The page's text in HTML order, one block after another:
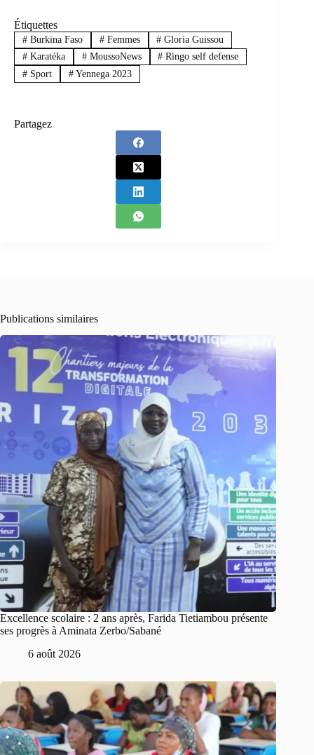
Étiquettes
#Burkina Faso #Femmes # Gloria Guissou
#Karatéka #MoussoNews # Ringo self defense
#Sport #Yennega 2023
Partagez
Publications similaires
Excellence scolaire : 2 ans après, Farida Tietiambou présente
ses progrès à Aminata Zerbo/Sabané
6 août 2026